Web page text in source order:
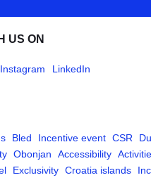
US ON
Instagram LinkedIn
Bled Incentive event CSR
Obonjan Accessibility
Exclusivity Croatia islands